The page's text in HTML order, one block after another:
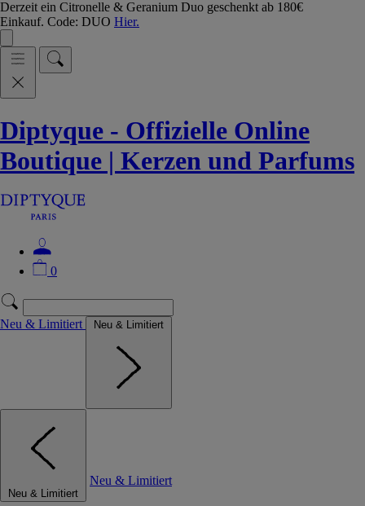
Derzeit ein Citronelle & Geranium Duo geschenkt ab 180€
Einkauf. Code: DUO Hier.
Diptyque - Offizielle Online
Boutique | Kerzen und Parfums
0
Neu & Limitiert Neu & Limitiert
Neu & Limitiert
Neu & Limitiert